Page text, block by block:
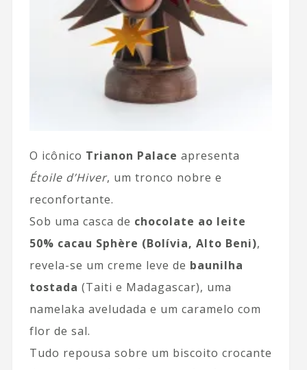
O icônico Trianon Palace apresenta
Étoile d’Hiver, um tronco nobre e
reconfortante.
Sob uma casca de chocolate ao leite
50% cacau Sphère (Bolívia, Alto Beni),
revela-se um creme leve de baunilha
tostada (Taiti e Madagascar), uma
namelaka aveludada e um caramelo com
flor de sal.
Tudo repousa sobre um biscoito crocante